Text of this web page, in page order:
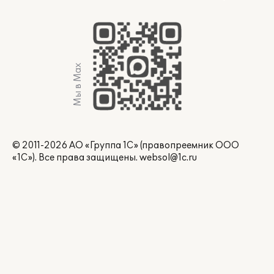
Мы в Max
© 2011-2026 АО «Группа 1С» (правопреемник ООО
«1С»). Все права защищены. websol@1c.ru